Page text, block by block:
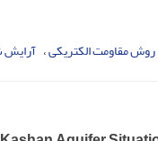
روش مقاومت الکتریکی آرایش